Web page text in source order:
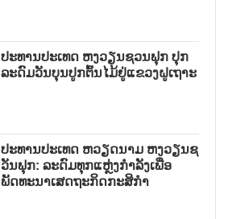
ປະທານປະເທດ ຫງວຽນຊວນຟຸກ ປຸກ
ລະດົມວັນບຸນປູກຕົ້ນໄມ້ຢູ່ແຂວງຝູເຖາະ
ປະທານປະເທດ ຫວຽດນາມ ຫງວຽນຊ
ວັນຟຸກ: ລະດົມທຸກແຫຼ່ງກຳລັງເພື່ອ
ພັດທະນາເສດຖະກິດກະສິກຳ